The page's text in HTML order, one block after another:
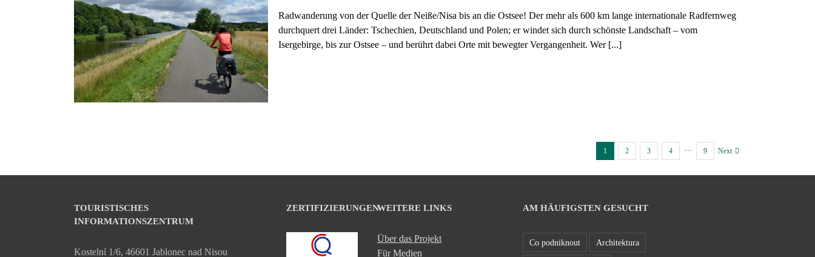
Radwanderung von der Quelle der Neiße/Nisa bis an die Ostsee! Der mehr als 600 km lange internationale Radfernweg
durchquert drei Länder: Tschechien, Deutschland und Polen; er windet sich durch schönste Landschaft – vom
Isergebirge, bis zur Ostsee – und berührt dabei Orte mit bewegter Vergangenheit. Wer [...]
1 2 3 4 ··· 9 Next
TOURISTISCHES
INFORMATIONSZENTRUM
Kostelní 1/6, 46601 Jablonec nad Nisou
ZERTIFIZIERUNGENWEITERE LINKS
Über das Projekt
Für Medien
AM HÄUFIGSTEN GESUCHT
Co podniknout Architektura